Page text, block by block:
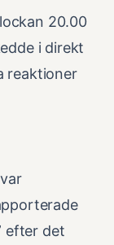
20.00
i direkt
reaktioner
efter det